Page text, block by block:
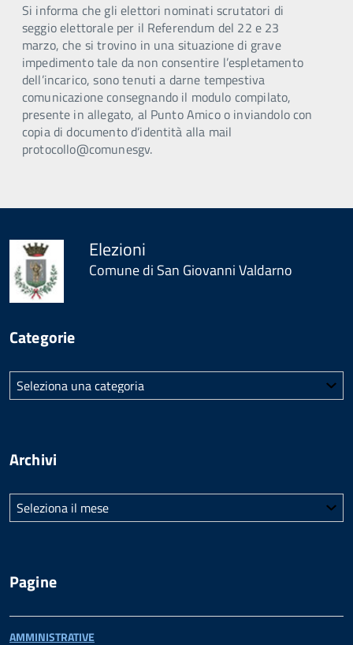
Si informa che gli elettori nominati scrutatori di
seggio elettorale per il Referendum del 22 e 23
marzo, che si trovino in una situazione di grave
impedimento tale da non consentire l’espletamento
dell’incarico, sono tenuti a darne tempestiva
comunicazione consegnando il modulo compilato,
presente in allegato, al Punto Amico o inviandolo con
copia di documento d’identità alla mail
protocollo@comunesgv.
Elezioni
Comune di San Giovanni Valdarno
Categorie
Categorie
Archivi
Archivi
Pagine
AMMINISTRATIVE